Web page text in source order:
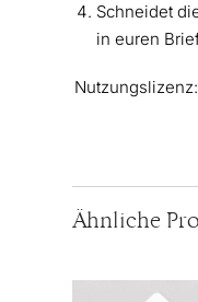
Schneidet
in euren
Nutzungslizenz:
Ähnliche